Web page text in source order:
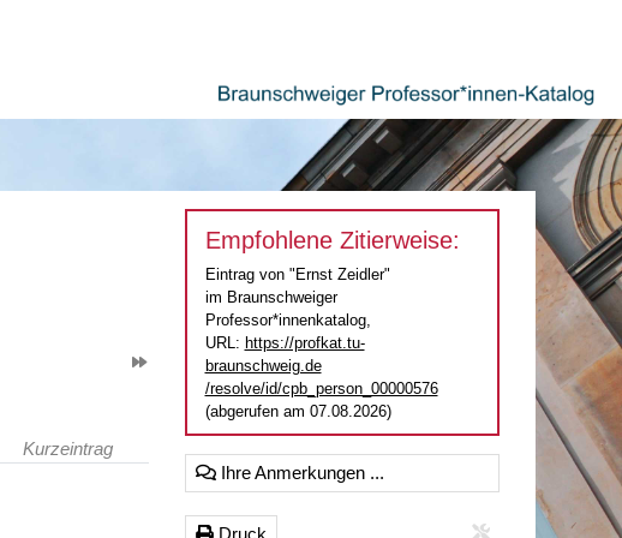
Kurzeintrag
Empfohlene Zitierweise:
Eintrag von "Ernst Zeidler"
im Braunschweiger
Professor*innenkatalog,
URL: https://profkat.tu-
braunschweig.de
/resolve/id/cpb_person_00000576
(abgerufen am 07.08.2026)
Ihre Anmerkungen ...